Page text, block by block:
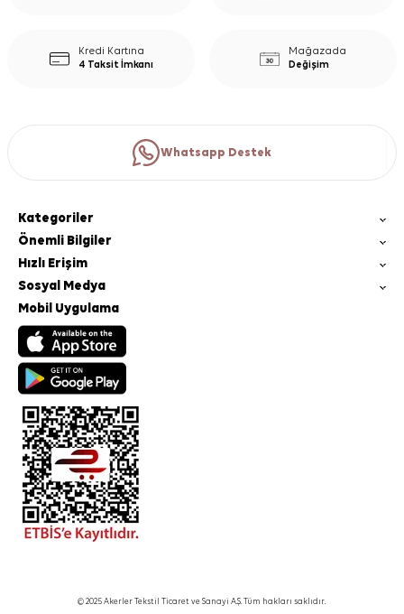
Kredi Kartına
4 Taksit İmkanı
Mağazada
Değişim
Whatsapp Destek
Kategoriler
Önemli Bilgiler
Hızlı Erişim
Sosyal Medya
Mobil Uygulama
© 2025 Akerler Tekstil Ticaret ve Sanayi A.Ş. Tüm hakları saklıdır.